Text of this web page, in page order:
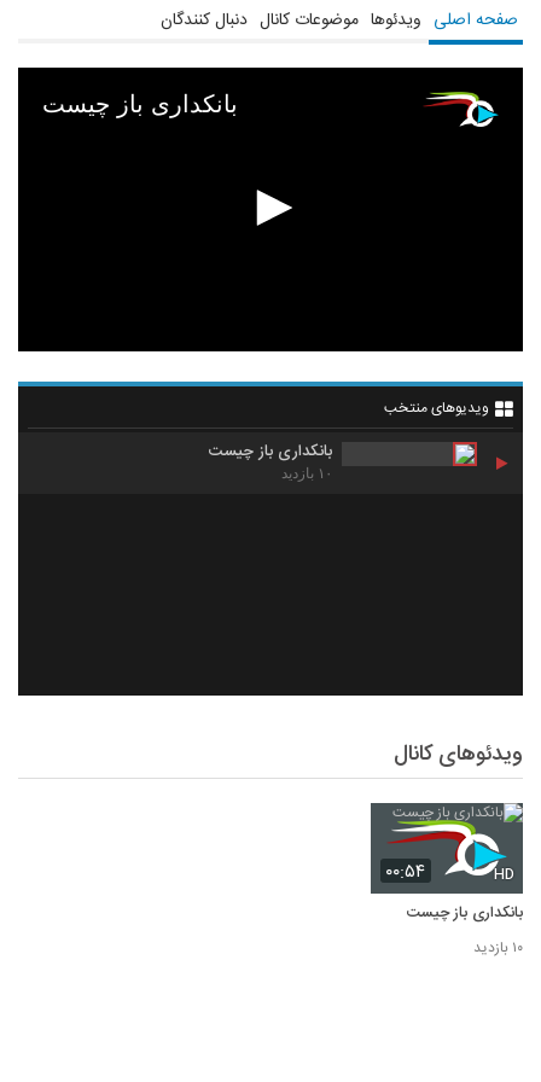
صفحه اصلی ویدئوها موضوعات کانال دنبال کنندگان
بانکداری باز چیست
ویدیوهای منتخب
بانکداری باز چیست
۱۰ بازدید
ویدئوهای کانال
۰۰:۵۴ HD
بانکداری باز چیست
۱۰ بازدید